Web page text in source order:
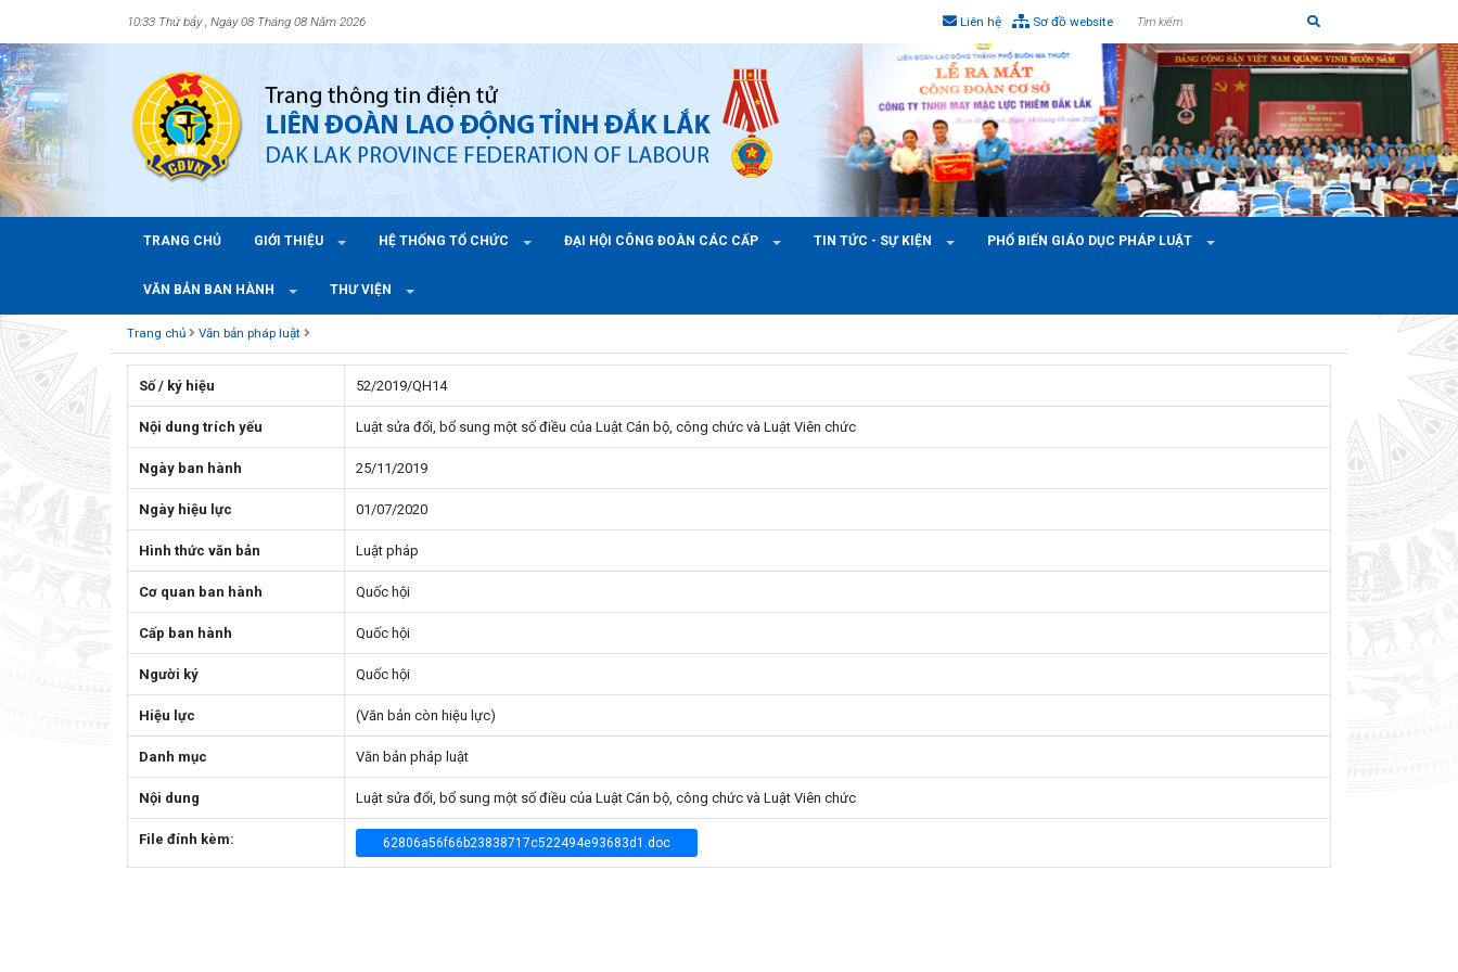
10:33 Thứ bảy , Ngày 08 Tháng 08 Năm 2026 Liên hệ Sơ đồ website
TRANG CHỦ GIỚI THIỆU HỆ THỐNG TỔ CHỨC ĐẠI HỘI CÔNG ĐOÀN CÁC CẤP TIN TỨC - SỰ KIỆN PHỔ BIẾN GIÁO DỤC PHÁP LUẬT
VĂN BẢN BAN HÀNH THƯ VIỆN
Trang chủ Văn bản pháp luật
Số / ký hiệu 52/2019/QH14
Nội dung trích yếu Luật sửa đổi, bổ sung một số điều của Luật Cán bộ, công chức và Luật Viên chức
Ngày ban hành 25/11/2019
Ngày hiệu lực 01/07/2020
Hình thức văn bản Luật pháp
Cơ quan ban hành Quốc hội
Cấp ban hành Quốc hội
Người ký Quốc hội
Hiệu lực (Văn bản còn hiệu lực)
Danh mục Văn bản pháp luật
Nội dung Luật sửa đổi, bổ sung một số điều của Luật Cán bộ, công chức và Luật Viên chức
File đính kèm: 62806a56f66b23838717c522494e93683d1.doc